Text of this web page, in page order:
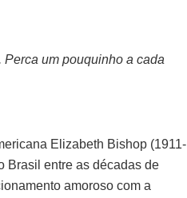
um pouquinho a cada
Elizabeth Bishop (1911-
Brasil entre as décadas de
amoroso com a